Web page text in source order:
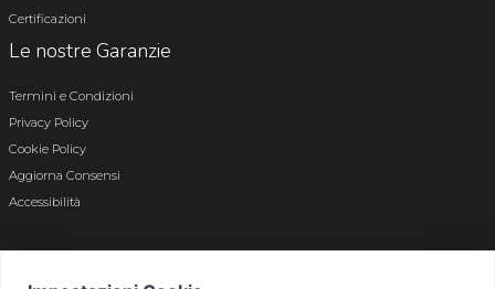
Certificazioni
Le nostre Garanzie
Termini e Condizioni
Privacy Policy
Cookie Policy
Aggiorna Consensi
Accessibilità